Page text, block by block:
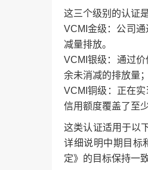
这三个级别的认证是
VCMI金级：公司
减量排放。
VCMI银级：通过
余未消减的排放量；
VCMI铜级：正在
信用额度覆盖了至
这类认证适用于以
详细说明中期目标
定》的目标保持一致